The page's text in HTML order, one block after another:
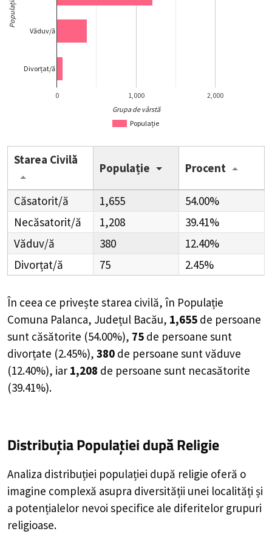
Populație
0 1,000 2,000
Văduv/ă
Divorțat/ă
Grupa de vârstă
Populație
Starea Civilă
Populație Procent
Căsatorit/ă 1,655
54.00%
Necăsatorit/ă
1,208
39.41%
Văduv/ă
380
12.40%
Divorțat/ă
75 2.45%
În ceea ce privește starea civilă, în Populație
Comuna Palanca, Județul Bacău, 1,655 de persoane
sunt căsătorite (54.00%), 75 de persoane sunt
divorțate (2.45%), 380 de persoane sunt văduve
(12.40%), iar 1,208 de persoane sunt necasătorite
(39.41%).
Distribuția Populațieidupă Religie
Analiza distribuției populației după religie oferă o
imagine complexă asupra diversității unei localități și
a potențialelor nevoi specifice ale diferitelor grupuri
religioase.